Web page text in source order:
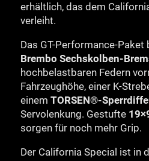
erhältlich, das dem
verleiht.
Das GT-Performance-
Brembo Sechskolben-
hochbelastbaren Federn
Fahrzeughöhe, einer K-
einem TORSEN®-
Servolenkung. Gestufte
sorgen für noch mehr Grip.
Der California Special ist in